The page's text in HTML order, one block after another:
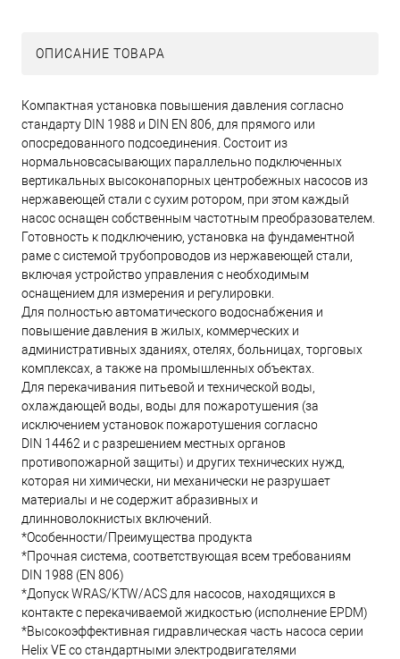
ОПИСАНИЕ ТОВАРА
Компактная установка повышения давления согласно
стандарту DIN 1988 и DIN EN 806, для прямого или
опосредованного подсоединения. Состоит из
нормальновсасывающих параллельно подключенных
вертикальных высоконапорных центробежных насосов из
нержавеющей стали с сухим ротором, при этом каждый
насос оснащен собственным частотным преобразователем.
Готовность к подключению, установка на фундаментной
раме с системой трубопроводов из нержавеющей стали,
включая устройство управления с необходимым
оснащением для измерения и регулировки.
Для полностью автоматического водоснабжения и
повышение давления в жилых, коммерческих и
административных зданиях, отелях, больницах, торговых
комплексах, а также на промышленных объектах.
Для перекачивания питьевой и технической воды,
охлаждающей воды, воды для пожаротушения (за
исключением установок пожаротушения согласно
DIN 14462 и с разрешением местных органов
противопожарной защиты) и других технических нужд,
которая ни химически, ни механически не разрушает
материалы и не содержит абразивных и
длинноволокнистых включений.
*Особенности/Преимущества продукта
*Прочная система, соответствующая всем требованиям
DIN 1988 (EN 806)
*Допуск WRAS/KTW/ACS для насосов, находящихся в
контакте с перекачиваемой жидкостью (исполнение EPDM)
*Высокоэффективная гидравлическая часть насоса серии
Helix VE со стандартными электродвигателями